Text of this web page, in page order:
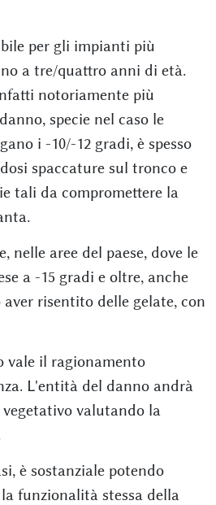
per gli impianti più
a tre/quattro anni di età.
notoriamente più
specie nel caso le
i -10/-12 gradi, è spesso
spaccature sul tronco e
tali da compromettere la
nelle aree del paese, dove le
a -15 gradi e oltre, anche
risentito delle gelate, con
vale il ragionamento
L'entità del danno andrà
valutando la
è sostanziale potendo
funzionalità stessa della